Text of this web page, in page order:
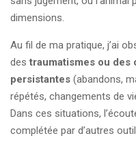
dimensions.
Au fil de ma pratique, j’ai
des traumatismes ou des
persistantes (abandons,
répétés, changements de
Dans ces situations,
complétée par d’autres